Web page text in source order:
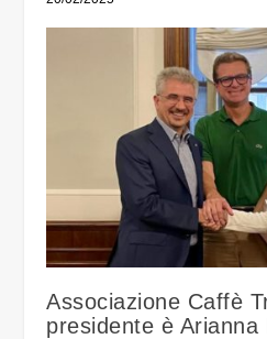
Associazione Caffè
presidente è Arianna